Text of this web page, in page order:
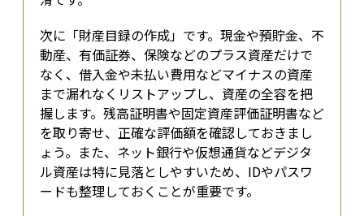
次に「財産目録の作成」です。現金や預貯金、不
動産、有価証券、保険などのプラス資産だけで
なく、借入金や未払い費用などマイナスの資産
まで漏れなくリストアップし、資産の全容を把
握します。残高証明書や固定資産評価証明書など
を取り寄せ、正確な評価額を確認しておきまし
ょう。また、ネット銀行や仮想通貨などデジタ
ル資産は特に見落としやすいため、IDやパスワ
ードも整理しておくことが重要です。